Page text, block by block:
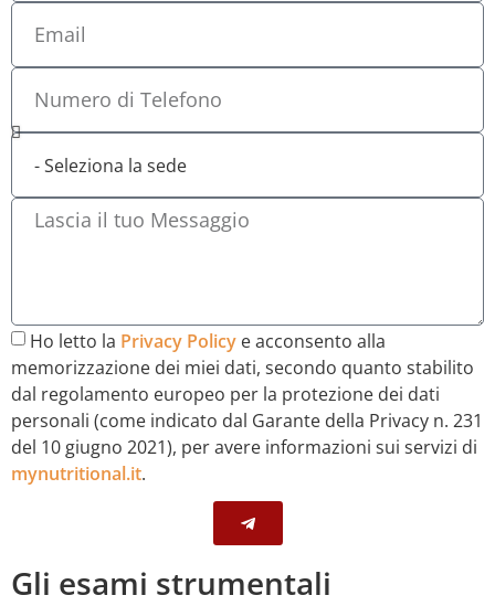
Ho letto la Privacy Policy e acconsento alla
memorizzazione dei miei dati, secondo quanto stabilito
dal regolamento europeo per la protezione dei dati
personali (come indicato dal Garante della Privacy n. 231
del 10 giugno 2021), per avere informazioni sui servizi di
mynutritional.it.
Gli esami strumentali